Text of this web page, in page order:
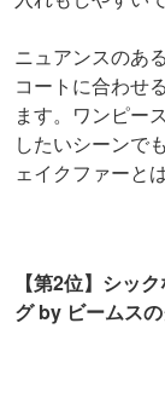
ニュアンスのあ
コートに合わせ
ます。ワンピー
したいシーンで
ェイクファーと
【第2位】シッ
グ by ビームス